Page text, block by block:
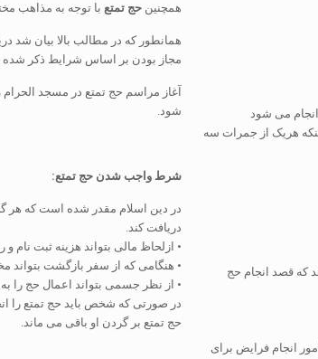
می شود
هریک از جمرات سه‌
که قصد انجام حج
انجام فرایض برای
همچنین حج تمتع با توجه به مذاهب
همانطور که در مطالب بالا بیان شد
مجاز بودن بر اساس شرایط ذکر شده
آغاز مراسم حج تمتع در مسجد
شود.
شرط واجب شدن حج تمتع:
در دین اسلام مقدر شده است که هر
دریافت کند.
• ازلحاظ مالی بتواند هزینه ثبت نام
• هنگامی که از سفر بازگشت بتواند
• از نظر جسمی بتواند اعمال حج را به
در صورتی که شخص باید حج تمتع را
حج تمتع بر گردن او باقی می ماند.